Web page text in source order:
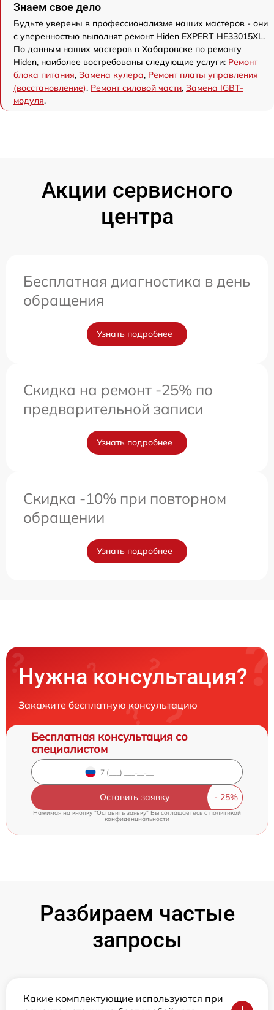
Знаем свое дело
Будьте уверены в профессионализме наших мастеров - они
с уверенностью выполнят ремонт Hiden EXPERT HE33015XL.
По данным наших мастеров в Хабаровске по ремонту
Hiden, наиболее востребованы следующие услуги: Ремонт
блока питания, Замена кулера, Ремонт платы управления
(восстановление), Ремонт силовой части, Замена IGBT-
модуля,
Акции сервисного
центра
Бесплатная диагностика в день
обращения
Узнать подробнее
Скидка на ремонт -25% по
предварительной записи
Узнать подробнее
Скидка -10% при повторном
обращении
Узнать подробнее
Нужна консультация?
Закажите бесплатную консультацию
Бесплатная консультация со
специалистом
Оставить заявку
Нажимая на кнопку "Оставить заявку" Вы соглашаетесь c политикой
конфиденциальности
Разбираем частые
запросы
Какие комплектующие используются при